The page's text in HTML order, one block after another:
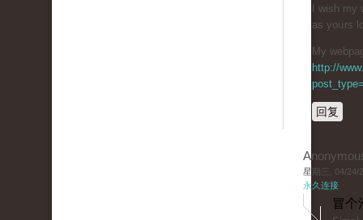
I wiѕh
as yoᥙrs
My
http://
回复
星期三, 04/24/
永久连接
冒个